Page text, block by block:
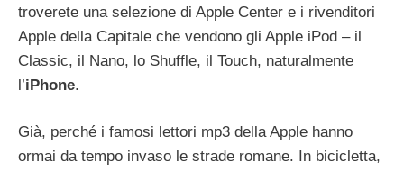
troverete una selezione di Apple Center e i rivenditori
Apple della Capitale che vendono gli Apple iPod – il
Classic, il Nano, lo Shuffle, il Touch, naturalmente
l’iPhone.
Già, perché i famosi lettori mp3 della Apple hanno
ormai da tempo invaso le strade romane. In bicicletta,